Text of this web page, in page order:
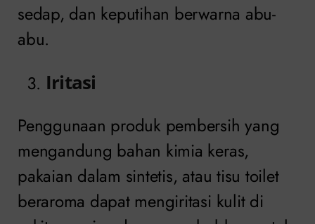
sedap, dan keputihan berwarna abu-
abu.
Iritasi
Penggunaan produk pembersih yang
mengandung bahan kimia keras,
pakaian dalam sintetis, atau tisu toilet
beraroma dapat mengiritasi kulit di